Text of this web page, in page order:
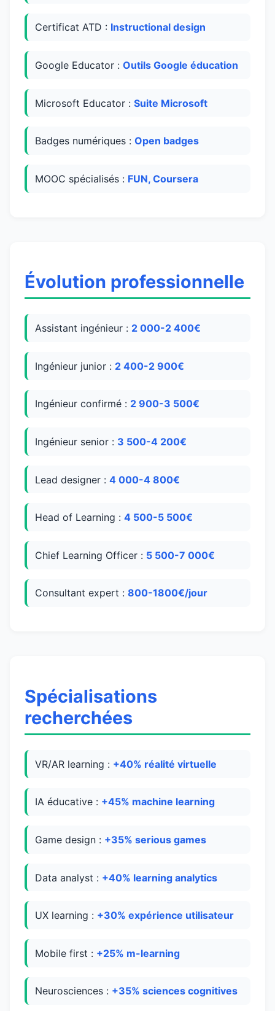
Certificat ATD : Instructional design
Google Educator : Outils Google éducation
Microsoft Educator : Suite Microsoft
Badges numériques : Open badges
MOOC spécialisés : FUN, Coursera
Évolution professionnelle
Assistant ingénieur : 2 000-2 400€
Ingénieur junior : 2 400-2 900€
Ingénieur confirmé : 2 900-3 500€
Ingénieur senior : 3 500-4 200€
Lead designer : 4 000-4 800€
Head of Learning : 4 500-5 500€
Chief Learning Officer : 5 500-7 000€
Consultant expert : 800-1800€/jour
Spécialisations
recherchées
VR/AR learning : +40% réalité virtuelle
IA éducative : +45% machine learning
Game design : +35% serious games
Data analyst : +40% learning analytics
UX learning : +30% expérience utilisateur
Mobile first : +25% m-learning
Neurosciences : +35% sciences cognitives